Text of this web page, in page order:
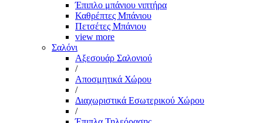
Έπιπλο μπάνιου νιπτήρα
Καθρέπτες Μπάνιου
Πετσέτες Μπάνιου
view more
Σαλόνι
Αξεσουάρ Σαλονιού
/
Αποσμητικά Χώρου
/
Διαχωριστικά Εσωτερικού Χώρου
/